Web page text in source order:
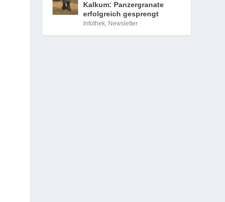
Kalkum: Panzergranate
erfolgreich gesprengt
Infothek, Newsletter